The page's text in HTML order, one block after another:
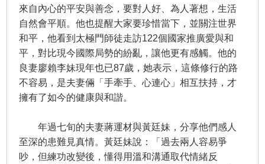
來自內心的平安與善念，要對人好、為人著想，生活
自然會平順。他也提醒大家要珍惜當下，並關注世界
和平，他看到太極門師徒走訪122個國家推廣愛與和
平，對比現今國際局勢的紛亂，讓他更有感觸。他的
良妻廖賴李妹現年也已87歲，她表示，這條修行的路
不容易，是夫妻倆「手牽手、心連心」相互扶持，才
擁有了如今的健康與和諧。
​ 年過七旬的夫妻蔣運材與黃廷妹，分享他們感人
至深的患難見真情。黃廷妹說：「過去兩人容易爭
吵，但練功改變後，懂得用溫和溝通取代情緒反